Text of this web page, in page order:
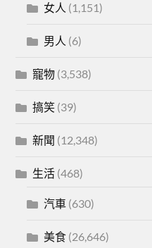
女人 (1,151)
男人 (6)
寵物 (3,538)
搞笑 (39)
新聞 (12,348)
生活 (468)
汽車 (630)
美食 (26,646)